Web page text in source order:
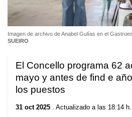
Imagen de archivo de Anabel Gulías en el
SUEIRO
El Concello programa 62
mayo y antes de find e
los puestos
31 oct 2025 . Actualizado a las 18:14 h.